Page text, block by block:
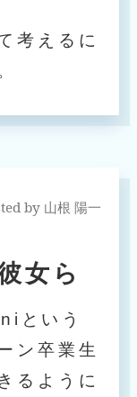
考えるに
by 山根 陽一
女ら
という
ン卒業生
るように